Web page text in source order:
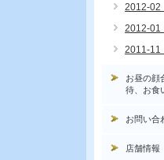
2012-02
2012-01
2011-11
お昼の顔
待、お食
お問い合
店舗情報